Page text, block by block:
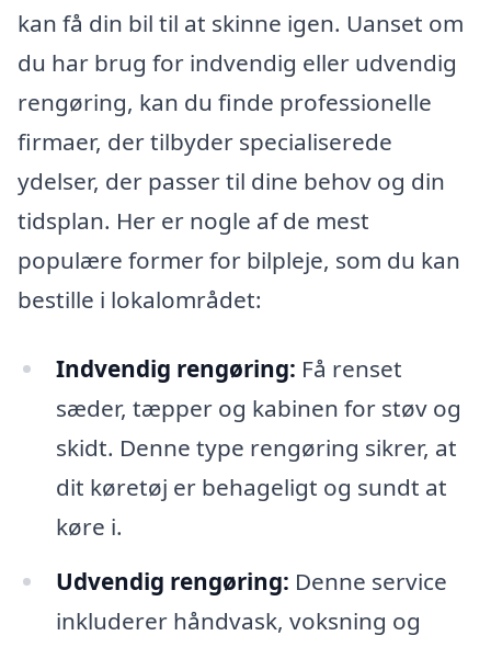
kan få din bil til at skinne igen. Uanset om
du har brug for indvendig eller udvendig
rengøring, kan du finde professionelle
firmaer, der tilbyder specialiserede
ydelser, der passer til dine behov og din
tidsplan. Her er nogle af de mest
populære former for bilpleje, som du kan
bestille i lokalområdet:
Indvendig rengøring: Få renset
sæder, tæpper og kabinen for støv og
skidt. Denne type rengøring sikrer, at
dit køretøj er behageligt og sundt at
køre i.
Udvendig rengøring: Denne service
inkluderer håndvask, voksning og